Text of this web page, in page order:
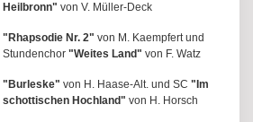
Heilbronn" von V. Müller-Deck
"Rhapsodie Nr. 2" von M. Kaempfert und
Stundenchor "Weites Land" von F. Watz
"Burleske" von H. Haase-Alt. und SC "Im
schottischen Hochland" von H. Horsch